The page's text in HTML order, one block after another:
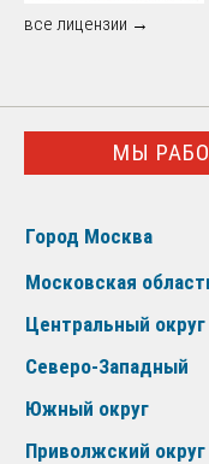
все лицензии →
МЫ
Город Москва
Московская
Центральный округ
Северо-Западный
Южный округ
Приволжский округ